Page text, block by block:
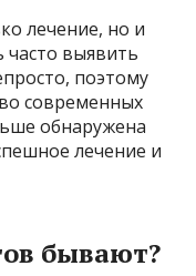
лечение, но и
выявить
поэтому
современных
обнаружена
лечение и
бывают?